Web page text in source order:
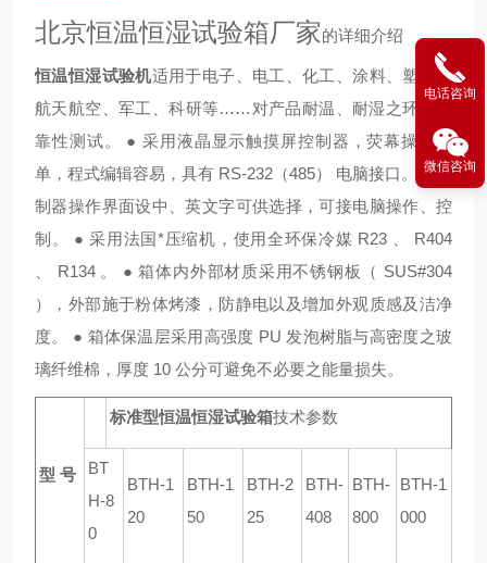
北京恒温恒湿试验箱厂家的详细介绍
恒温恒湿试验机适用于电子、电工、化工、涂料、塑料、
航天航空、军工、科研等……对产品耐温、耐湿之环境可
靠性测试。 ● 采用液晶显示触摸屏控制器，荧幕操作简
单，程式编辑容易，具有 RS-232（485） 电脑接口。 ● 控
制器操作界面设中、英文字可供选择，可接电脑操作、控
制。 ● 采用法国*压缩机，使用全环保冷媒 R23 、 R404
、 R134 。 ● 箱体内外部材质采用不锈钢板（ SUS#304
），外部施于粉体烤漆，防静电以及增加外观质感及洁净
度。 ● 箱体保温层采用高强度 PU 发泡树脂与高密度之玻
璃纤维棉，厚度 10 公分可避免不必要之能量损失。
型 号
标准型恒温恒湿试验箱技术参数
BT
H-8
0
BTH-1
20
BTH-1
50
BTH-2
25
BTH-
408
BTH-
800
BTH-1
000
电话咨询
微信咨询